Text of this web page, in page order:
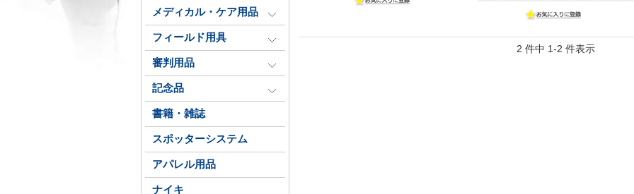
メディカル・ケア用品
フィールド用具
審判用品
記念品
書籍・雑誌
スポッターシステム
アパレル用品
ナイキ
2 件中 1-2 件表示